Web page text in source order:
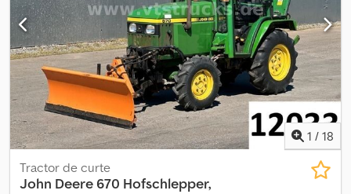
1 / 18
Tractor de curte
John Deere 670 Hofschlepper,